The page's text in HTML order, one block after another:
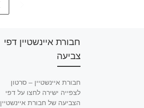
חבורת איינשטיין דפי
צביעה
חבורת איינשטיין – סרטון
לצפייה ישירה לחצו על דפי
הצביעה של חבורת איינשטיין